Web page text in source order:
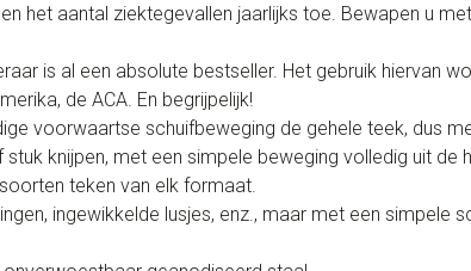
het aantal ziektegevallen jaarlijks toe. Bewapen u
is al een absolute bestseller. Het gebruik hiervan
de ACA. En begrijpelijk!
voorwaartse schuifbeweging de gehele teek, dus
knijpen, met een simpele beweging volledig uit de
teken van elk formaat.
ingewikkelde lusjes, enz., maar met een simpele